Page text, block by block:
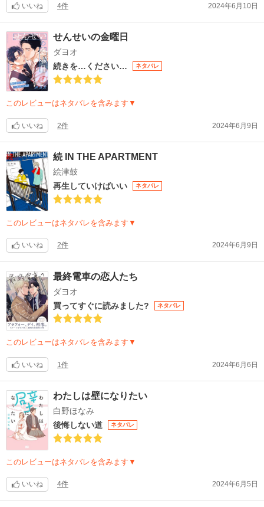
う言葉に、あ、このまま読んでもいいんだ…と許されたような気持ちに
ローティーン時代の頃など、過去編といった感じ。すでに本編で触れら
れたエピソードが詳しく読めるので凄い満足感でした。まとめる都合で
（？）重複してる話もいくつかありましたが、1冊が300・400ページを超
えているので、これを最後まで読めたことのほうが嬉しさが勝った。こ
の後のお話は、もうないのでしょうか…ルビが潰れていて拡大しても読
み取れない部分が多く、それはとても残念でした。香港関連の単語が特
いいね 4件 2024年6月10日
せんせいの金曜日
ダヨオ
続きを…ください…
ネタバレ
このレビューはネタバレを含みます▼
いいね 2件 2024年6月9日
続 IN THE APARTMENT
絵津鼓
再生していけばいい
ネタバレ
このレビューはネタバレを含みます▼
いいね 2件 2024年6月9日
最終電車の恋人たち
ダヨオ
買ってすぐに読みました?
ネタバレ
このレビューはネタバレを含みます▼
いいね 1件 2024年6月6日
わたしは壁になりたい
白野ほなみ
後悔しない道
ネタバレ
このレビューはネタバレを含みます▼
いいね 4件 2024年6月5日